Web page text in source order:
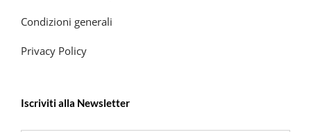
Condizioni generali
Privacy Policy
Iscriviti alla Newsletter